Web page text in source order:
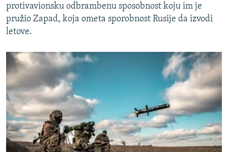
protivavionsku odbrambenu sposobnost koju im je
pružio Zapad, koja ometa sporobnost Rusije da izvodi
letove.